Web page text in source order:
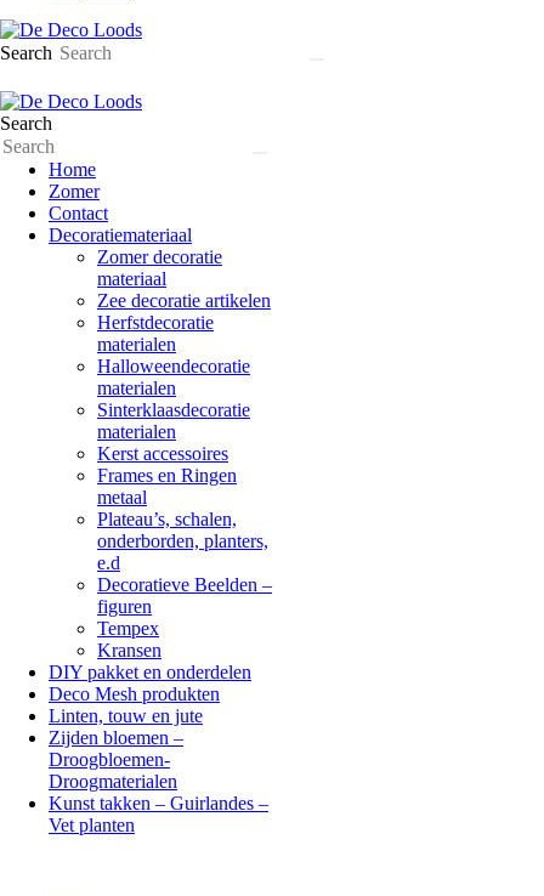
Search
Search
Home
Zomer
Contact
Decoratiemateriaal
Zomer decoratie
materiaal
Zee decoratie artikelen
Herfstdecoratie
materialen
Halloweendecoratie
materialen
Sinterklaasdecoratie
materialen
Kerst accessoires
Frames en Ringen
metaal
Plateau’s, schalen,
onderborden, planters,
e.d
Decoratieve Beelden –
figuren
Tempex
Kransen
DIY pakket en onderdelen
Deco Mesh produkten
Linten, touw en jute
Zijden bloemen –
Droogbloemen-
Droogmaterialen
Kunst takken – Guirlandes –
Vet planten